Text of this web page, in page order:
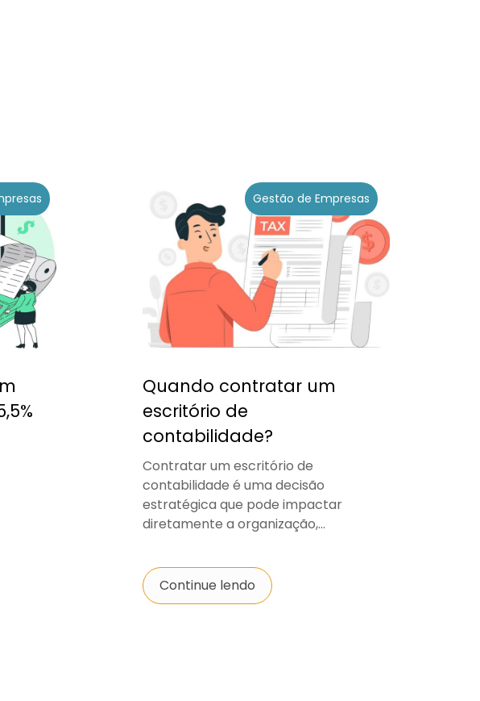
Gestão de Empresas
Quando contratar um
escritório de
contabilidade?
Contratar um escritório de
contabilidade é uma decisão
estratégica que pode impactar
diretamente a organização,...
Continue lendo